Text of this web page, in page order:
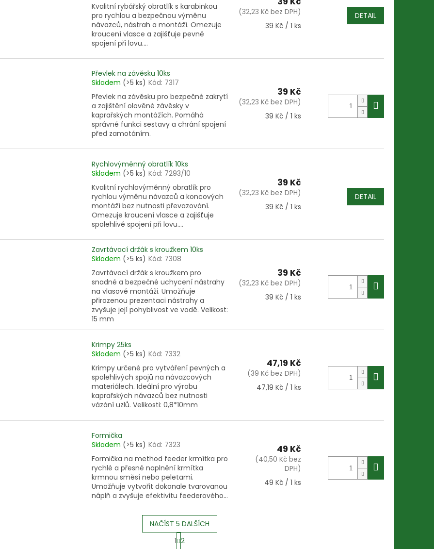
Kvalitní rybářský obratlík s karabinkou
pro rychlou a bezpečnou výměnu
návazců, nástrah a montáží. Omezuje
kroucení vlasce a zajišťuje pevné
spojení při lovu....
(32,23 Kč bez DPH)
Měrná
39 Kč / 1 ks
DETAIL
Převlek na závěsku 10ks
Skladem (>5 ks) Kód: 7317
Převlek na závěsku pro bezpečné zakrytí
a zajištění olověné závěsky v
kaprařských montážích. Pomáhá
správné funkci sestavy a chrání spojení
před zamotáním.
39 Kč
(32,23 Kč bez DPH)
Měrná
39 Kč / 1 ks
Rychlovýměnný obratlík 10ks
Skladem (>5 ks) Kód: 7293/10
Kvalitní rychlovýměnný obratlík pro
rychlou výměnu návazců a koncových
montáží bez nutnosti převazování.
Omezuje kroucení vlasce a zajišťuje
spolehlivé spojení při lovu....
39 Kč
(32,23 Kč bez DPH)
Měrná
39 Kč / 1 ks
DETAIL
Zavrtávací držák s kroužkem 10ks
Skladem (>5 ks) Kód: 7308
Zavrtávací držák s kroužkem pro
snadné a bezpečné uchycení nástrahy
na vlasové montáži. Umožňuje
přirozenou prezentaci nástrahy a
zvyšuje její pohyblivost ve vodě. Velikost:
15 mm
39 Kč
(32,23 Kč bez DPH)
Měrná
39 Kč / 1 ks
Krimpy 25ks
Skladem (>5 ks) Kód: 7332
Krimpy určené pro vytváření pevných a
spolehlivých spojů na návazcových
materiálech. Ideální pro výrobu
kaprařských návazců bez nutnosti
vázání uzlů. Velikosti: 0,8*10mm
47,19 Kč
(39 Kč bez DPH)
Měrná
47,19 Kč / 1 ks
Formička
Skladem (>5 ks) Kód: 7323
Formička na method feeder krmítka pro
rychlé a přesné naplnění krmítka
krmnou směsí nebo peletami.
Umožňuje vytvořit dokonale tvarovanou
náplň a zvyšuje efektivitu feederového...
49 Kč
(40,50 Kč bez
DPH)
Měrná
49 Kč / 1 ks
O
NAČÍST 5 DALŠÍCH
S
t
1 2